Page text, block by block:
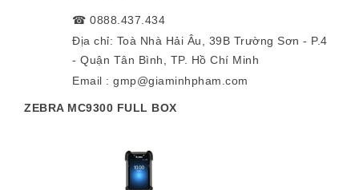
☎ 0888.437.434
Địa chỉ: Toà Nhà Hải Âu, 39B Trường Sơn - P.4
- Quận Tân Bình, TP. Hồ Chí Minh
Email : gmp@giaminhpham.com
ZEBRA MC9300 FULL BOX